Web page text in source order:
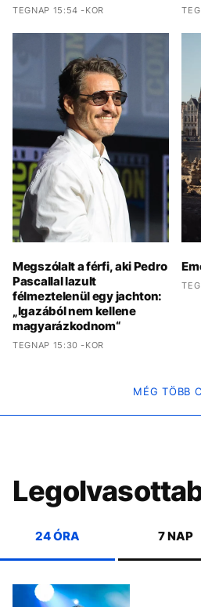
TEGNAP 15:54 -KOR
Megszólalt a férfi, aki Pedro
Pascallal lazult
félmeztelenül egy jachton:
„Igazából nem kellene
magyarázkodnom“
TEGNAP 15:30 -KOR
MÉG TÖBB
24 ÓRA 7 NAP